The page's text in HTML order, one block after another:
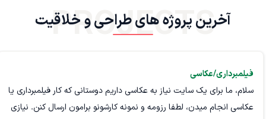
آخرین پروژه های طراحی و خلاقیت
PROJECTS
فیلمبرداری/عکاسی
سلام، ما برای یک سایت نیاز به عکاسی داریم دوستانی که کار فیلمبرداری یا
عکاسی انجام میدن، لطفا رزومه و نمونه کارشونو برامون ارسال کنن. نیازی